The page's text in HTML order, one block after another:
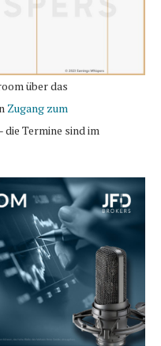
über das
Zugang zum
Termine sind im